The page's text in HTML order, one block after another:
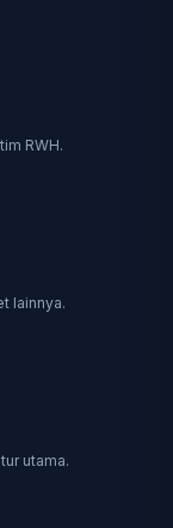
RWH.
lainnya.
utama.